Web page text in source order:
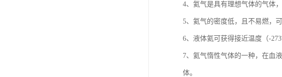
4、氦气是具有理想气体的气体
5、氦气的密度低，且不易燃，
6、液体氦可获得接近温度（-
7、氦气惰性气体的一种，在血
体。